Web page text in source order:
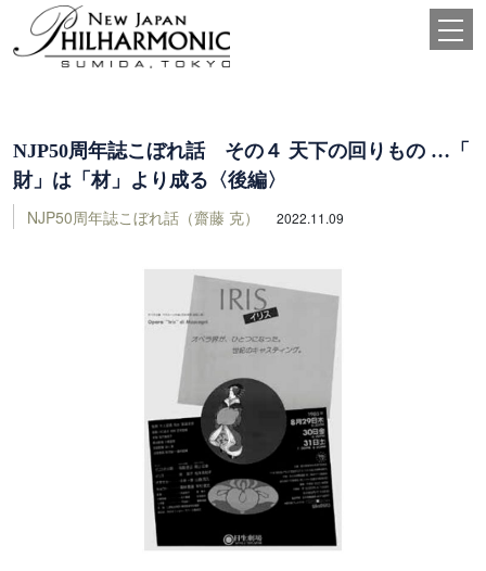
NJP50周年誌こぼれ話 その４ 天下の回りもの …「
財」は「材」より成る〈後編〉
NJP50周年誌こぼれ話（齋藤 克）
2022.11.09